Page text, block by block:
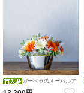
ガーベラのオーバルア
レンジメント 造花 アーティフ